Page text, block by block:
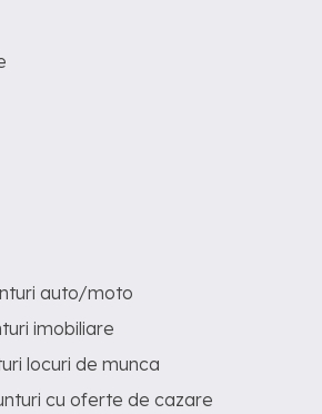
auto/moto
imobiliare
locuri de munca
cu oferte de cazare